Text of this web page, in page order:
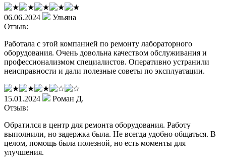
06.06.2024
Ульяна
Отзыв:
Работала с этой компанией по ремонту лабораторного
оборудования. Очень довольна качеством обслуживания и
профессионализмом специалистов. Оперативно устранили
неисправности и дали полезные советы по эксплуатации.
15.01.2024
Роман Д.
Отзыв:
Обратился в центр для ремонта оборудования. Работу
выполнили, но задержка была. Не всегда удобно общаться. В
целом, помощь была полезной, но есть моменты для
улучшения.